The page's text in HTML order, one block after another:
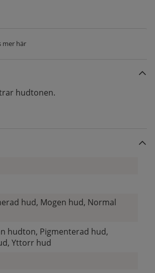
mer här
hudtonen.
hud, Mogen hud, Normal
hudton, Pigmenterad hud,
Yttorr hud